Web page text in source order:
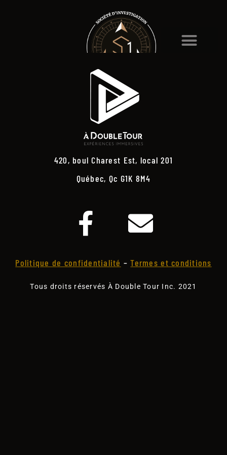
420, boul Charest Est, local 201
Québec, Qc G1K 8M4
Politique de confidentialité –Termes et conditions
Tous droits réservés À Double Tour Inc. 2021